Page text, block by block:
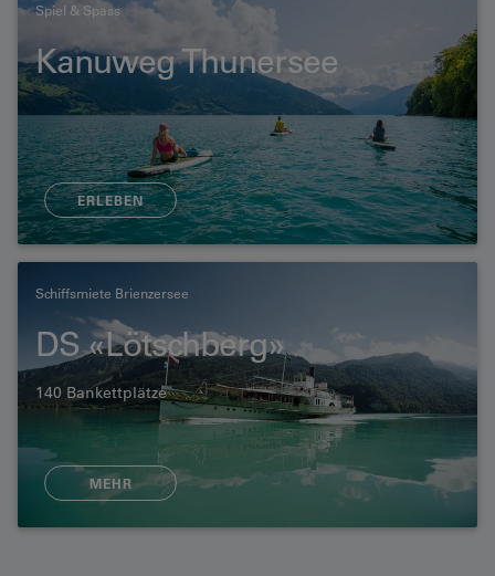
Spiel & Spass
Kanuweg Thunersee
ERLEBEN
Schiffsmiete Brienzersee
DS «Lötschberg»
140 Bankettplätze
MEHR